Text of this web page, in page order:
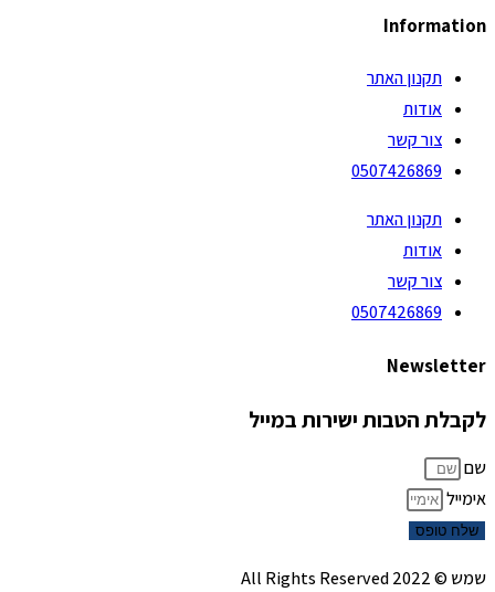
Information
תקנון האתר
אודות
צור קשר
0507426869
תקנון האתר
אודות
צור קשר
0507426869
Newsletter
לקבלת הטבות ישירות במייל
שם
אימייל
שלח טופס
שמש © 2022 All Rights Reserved